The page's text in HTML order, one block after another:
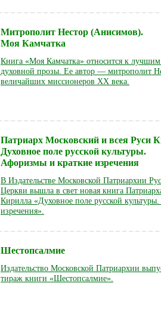
Митрополит Нестор (Анисимов).
Моя Камчатка
Книга «Моя Камчатка» относится к
духовной прозы. Ее автор — митрополит
величайших миссионеров XX века
Патриарх Московский и всея Руси
Духовное поле русской культуры.
Афоризмы и краткие изречения
В Издательстве Московской Патриархии
Церкви вышла в свет новая книга
Кирилла «Духовное поле русской
изречения».
Шестопсалмие
Издательство Московской Патриархии
тираж книги «Шестопсалмие».